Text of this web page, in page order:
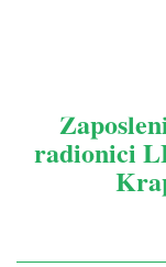
radionici